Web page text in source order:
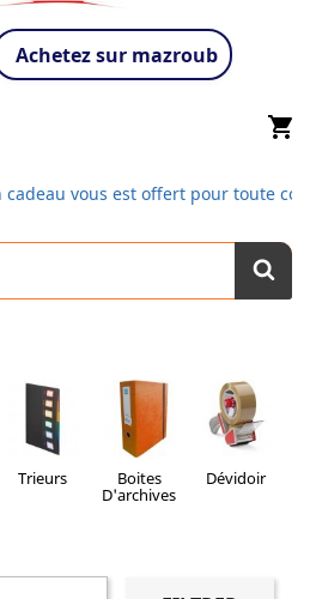
Achetez sur mazroub
shopping_cart
cadeau vous est offert pour toute
Trieurs Boites
D'archives
Dévidoir